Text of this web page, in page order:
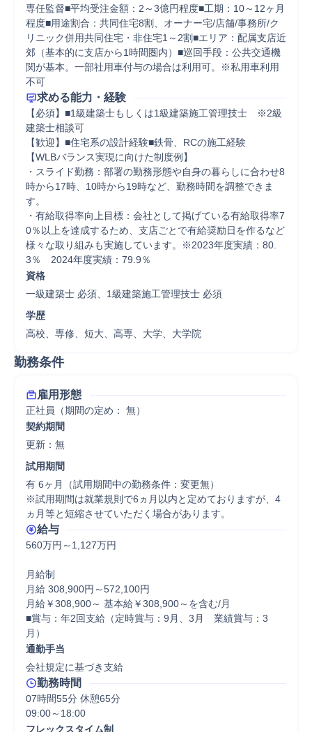
専任監督■平均受注金額：2～3億円程度■工期：10～12ヶ月
程度■用途割合：共同住宅8割、オーナー宅/店舗/事務所/ク
リニック併用共同住宅・非住宅1～2割■エリア：配属支店近
郊（基本的に支店から1時間圏内）■巡回手段：公共交通機
関が基本。一部社用車付与の場合は利用可。※私用車利用
不可
求める能力・経験
【必須】■1級建築士もしくは1級建築施工管理技士　※2級
建築士相談可
【歓迎】■住宅系の設計経験■鉄骨、RCの施工経験
【WLBバランス実現に向けた制度例】
・スライド勤務：部署の勤務形態や自身の暮らしに合わせ8
時から17時、10時から19時など、勤務時間を調整できま
す。
・有給取得率向上目標：会社として掲げている有給取得率7
0％以上を達成するため、支店ごとで有給奨励日を作るなど
様々な取り組みも実施しています。※2023年度実績：80.
3％　2024年度実績：79.9％
資格
一級建築士 必須、1級建築施工管理技士 必須
学歴
高校、専修、短大、高専、大学、大学院
勤務条件
雇用形態
正社員（期間の定め： 無）
契約期間
更新：無
試用期間
有 6ヶ月（試用期間中の勤務条件：変更無）
※試用期間は就業規則で6ヵ月以内と定めておりますが、4
ヵ月等と短縮させていただく場合があります。
給与
560万円～1,127万円
月給制
月給 308,900円～572,100円
月給￥308,900～ 基本給￥308,900～を含む/月
■賞与：年2回支給（定時賞与：9月、3月　業績賞与：3
月）
通勤手当
会社規定に基づき支給
勤務時間
07時間55分 休憩65分
フレックスタイム制